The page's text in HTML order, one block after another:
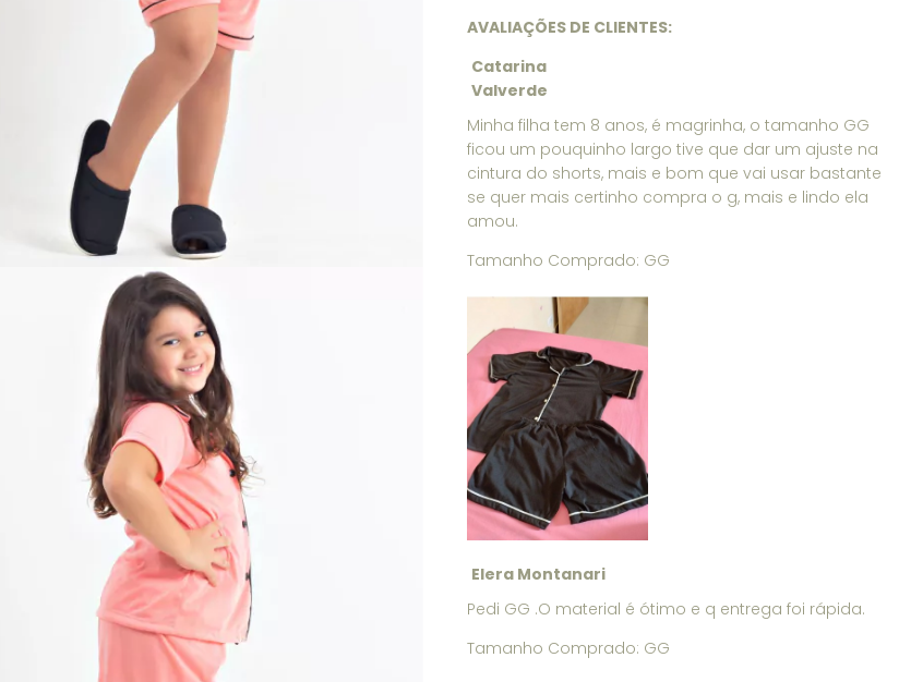
AVALIAÇÕES DE CLIENTES:
Catarina
Valverde
Minha filha tem 8 anos, é magrinha, o tamanho GG
ficou um pouquinho largo tive que dar um ajuste na
cintura do shorts, mais e bom que vai usar bastante
se quer mais certinho compra o g, mais e lindo ela
amou.
Tamanho Comprado: GG
Elera Montanari
Pedi GG .O material é ótimo e q entrega foi rápida.
Tamanho Comprado: GG